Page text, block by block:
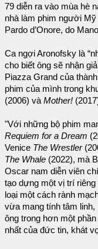
79 diễn ra vào mùa hè
nhà làm phim người
Pardo d’Onore, do
Ca ngợi Aronofsky là
cho biết ông sẽ nhận
Piazza Grand của
phim của mình trong
(2006) và Mother!
"Với những bộ phim
Requiem for a Dream
Venice The Wrestler
The Whale (2022), mà
Oscar nam diễn viên
tạo dựng một vị trí
loại một cách rành
vừa mang tính tâm
ông trong hơn một
nhất của đức tin, khát